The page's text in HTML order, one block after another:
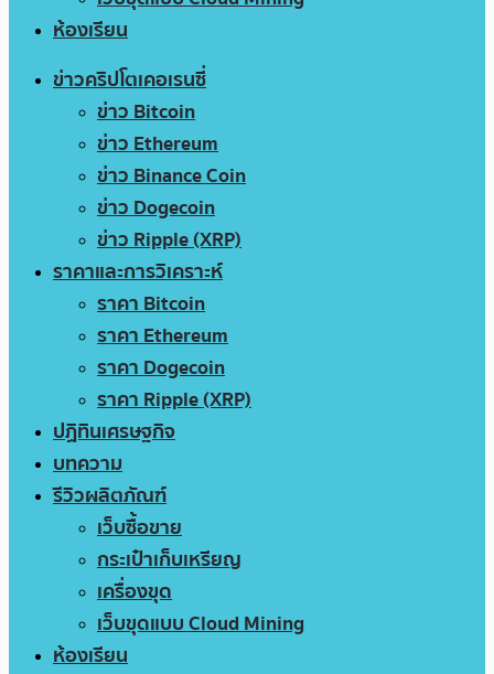
ห้องเรียน
ข่าวคริปโตเคอเรนซี่
ข่าว Bitcoin
ข่าว Ethereum
ข่าว Binance Coin
ข่าว Dogecoin
ข่าว Ripple (XRP)
ราคาและการวิเคราะห์
ราคา Bitcoin
ราคา Ethereum
ราคา Dogecoin
ราคา Ripple (XRP)
ปฏิทินเศรษฐกิจ
บทความ
รีวิวผลิตภัณฑ์
เว็บซื้อขาย
กระเป๋าเก็บเหรียญ
เครื่องขุด
เว็บขุดแบบ Cloud Mining
ห้องเรียน